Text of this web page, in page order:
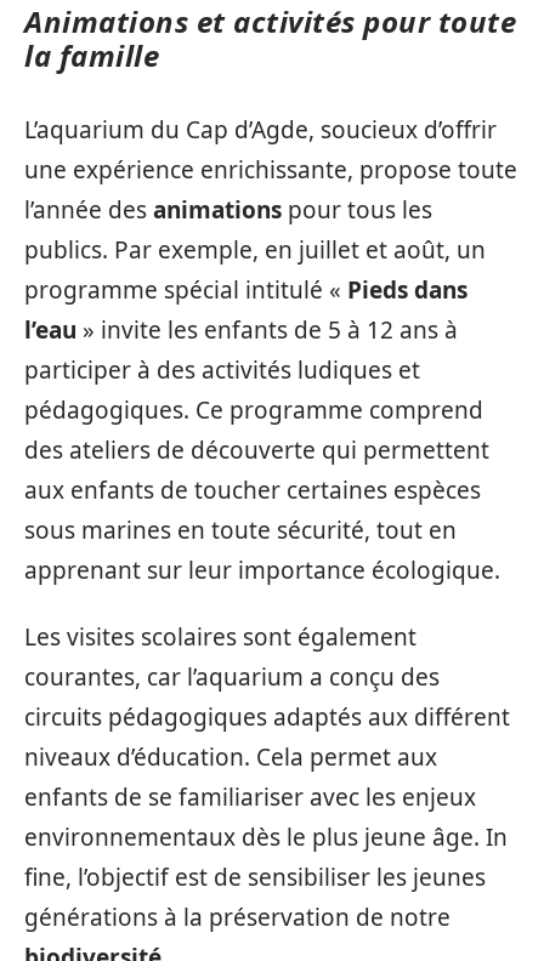
Animations et activités pour toute
la famille
L’aquarium du Cap d’Agde, soucieux d’offrir
une expérience enrichissante, propose toute
l’année desanimations pour tous les
publics. Par exemple, en juillet et août, un
programme spécial intitulé « Pieds dans
l’eau » invite les enfants de 5 à 12 ans à
participer à des activités ludiques et
pédagogiques. Ce programme comprend
des ateliers de découverte qui permettent
aux enfants de toucher certaines espèces
sous marines en toute sécurité, tout en
apprenant sur leur importance écologique.
Les visites scolaires sont également
courantes, car l’aquarium a conçu des
circuits pédagogiques adaptés aux différent
niveaux d’éducation. Cela permet aux
enfants de se familiariser avec les enjeux
environnementaux dès le plus jeune âge. In
fine, l’objectif est de sensibiliser les jeunes
générations à la préservation de notre